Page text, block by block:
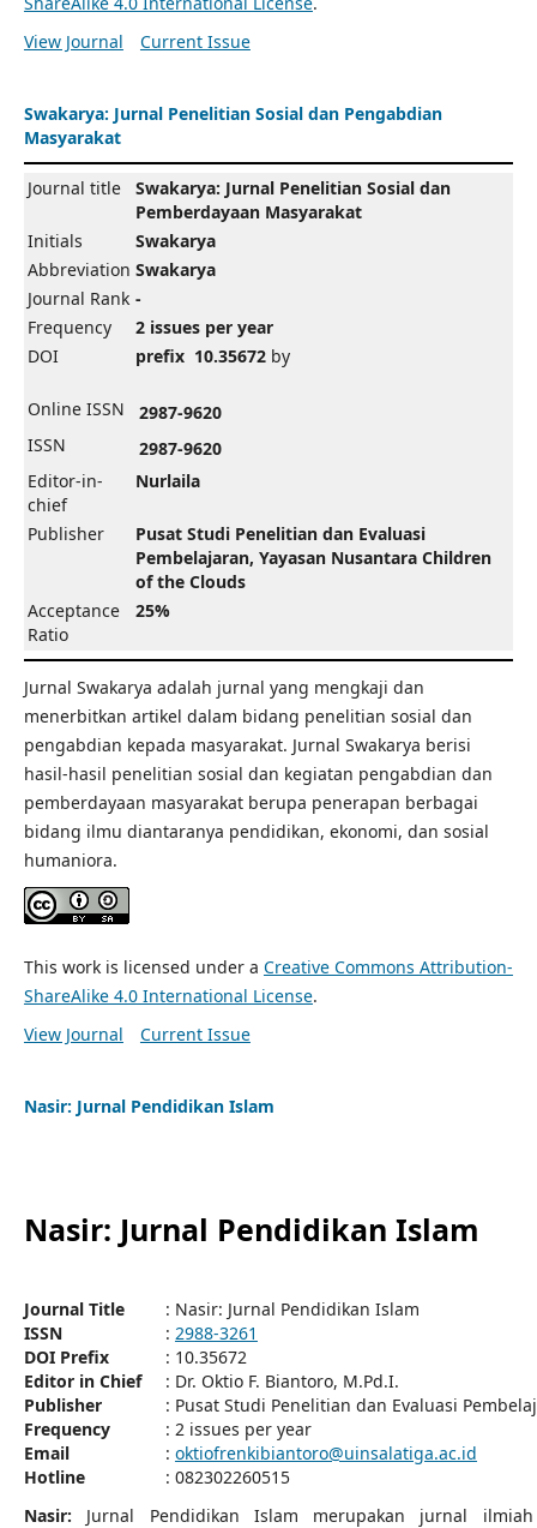
View Journal
Current Issue
Swakarya: Jurnal Penelitian Sosial dan Pengabdian
Masyarakat
Journal title
Swakarya: Jurnal Penelitian Sosial dan
Pemberdayaan Masyarakat
Initials
Swakarya
Abbreviation Swakarya
Journal Rank -
Frequency
2 issues per year
DOI
prefix 10.35672 by
Online ISSN
2987-9620
ISSN
2987-9620
Editor-in-
chief
Nurlaila
Publisher
Pusat Studi Penelitian dan Evaluasi
Pembelajaran, Yayasan Nusantara Children
of the Clouds
Acceptance
Ratio
25%
Jurnal Swakarya adalah jurnal yang mengkaji dan
menerbitkan artikel dalam bidang penelitian sosial dan
pengabdian kepada masyarakat. Jurnal Swakarya berisi
hasil-hasil penelitian sosial dan kegiatan pengabdian dan
pemberdayaan masyarakat berupa penerapan berbagai
bidang ilmu diantaranya pendidikan, ekonomi, dan sosial
humaniora.
This work is licensed under a Creative Commons Attribution-
ShareAlike 4.0 International License.
View Journal
Current Issue
Nasir: Jurnal Pendidikan Islam
Nasir: Jurnal Pendidikan Islam
Journal Title
: Nasir: Jurnal Pendidikan Islam
ISSN
: 2988-3261
DOI Prefix
: 10.35672
Editor in Chief
: Dr. Oktio F. Biantoro, M.Pd.I.
Publisher
: Pusat Studi Penelitian dan Evaluasi
Frequency
: 2 issues per year
Email
: oktiofrenkibiantoro@uinsalatiga.ac.id
Hotline
: 082302260515
Nasir: Jurnal Pendidikan Islam merupakan jurnal